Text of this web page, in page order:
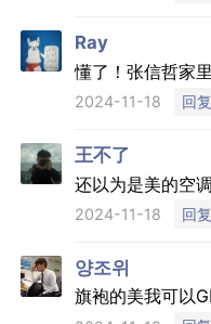
Ray
懂了！张信哲家
2024-11-18 回复
王不了
还以为是美的空
2024-11-18 回复
양조위
旗袍的美我可以